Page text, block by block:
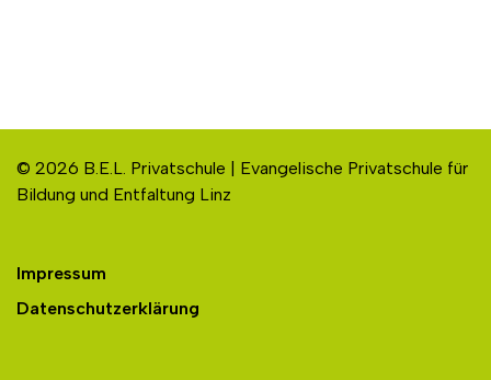
© 2026 B.E.L. Privatschule | Evangelische Privatschule für
Bildung und Entfaltung Linz
Impressum
Datenschutzerklärung